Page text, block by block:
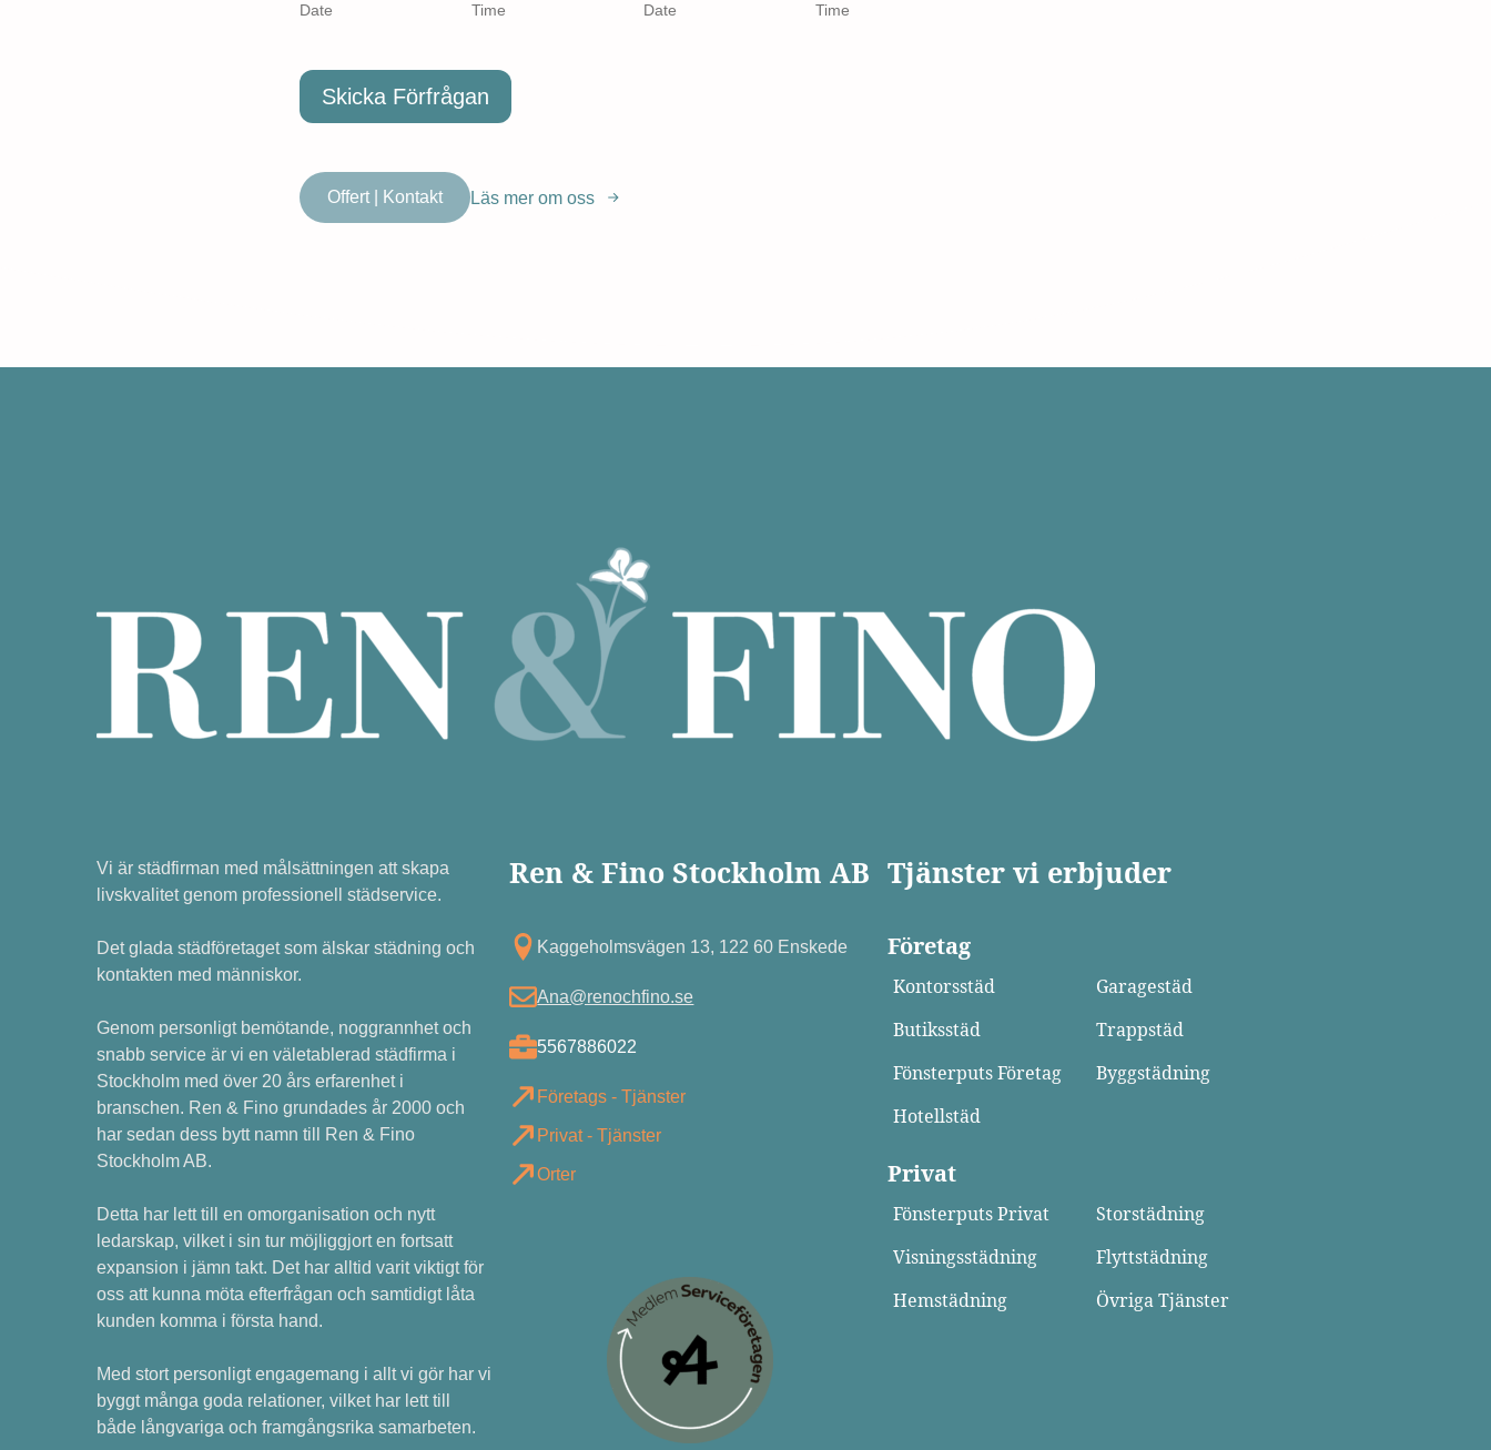
Date Time Date Time
Skicka Förfrågan
Offert | Kontakt Läs mer om oss
Vi är städfirman med målsättningen att skapa
livskvalitet genom professionell städservice.
Det glada städföretaget som älskar städning och
kontakten med människor.
Genom personligt bemötande, noggrannhet och
snabb service är vi en väletablerad städfirma i
Stockholm med över 20 års erfarenhet i
branschen. Ren & Fino grundades år 2000 och
har sedan dess bytt namn till Ren & Fino
Stockholm AB.
Detta har lett till en omorganisation och nytt
ledarskap, vilket i sin tur möjliggjort en fortsatt
expansion i jämn takt. Det har alltid varit viktigt för
oss att kunna möta efterfrågan och samtidigt låta
kunden komma i första hand.
Med stort personligt engagemang i allt vi gör har vi
byggt många goda relationer, vilket har lett till
både långvariga och framgångsrika samarbeten.
Ren & Fino Stockholm AB
Kagg eholmsvägen 13, 122 60 Enskede
Ana@renochfino.se
5567886022
Företags - Tjänster
Privat - Tjänster
Orter
Tjänster vi erbjuder
Företag
Kontorsstäd
Garagestäd
Butiksstäd
Trappstäd
Fönsterputs Företag
Byggstädning
Hotellstäd
Privat
Fönsterputs Privat
Storstädning
Visningsstädning
Flyttstädning
Hemstädning
Övriga Tjänster